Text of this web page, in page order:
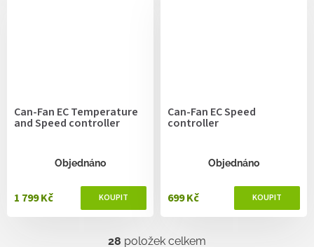
Can-Fan EC Temperature
and Speed controller
Objednáno
1 799 Kč
Can-Fan EC Speed
controller
Objednáno
699 Kč
28 položek celkem